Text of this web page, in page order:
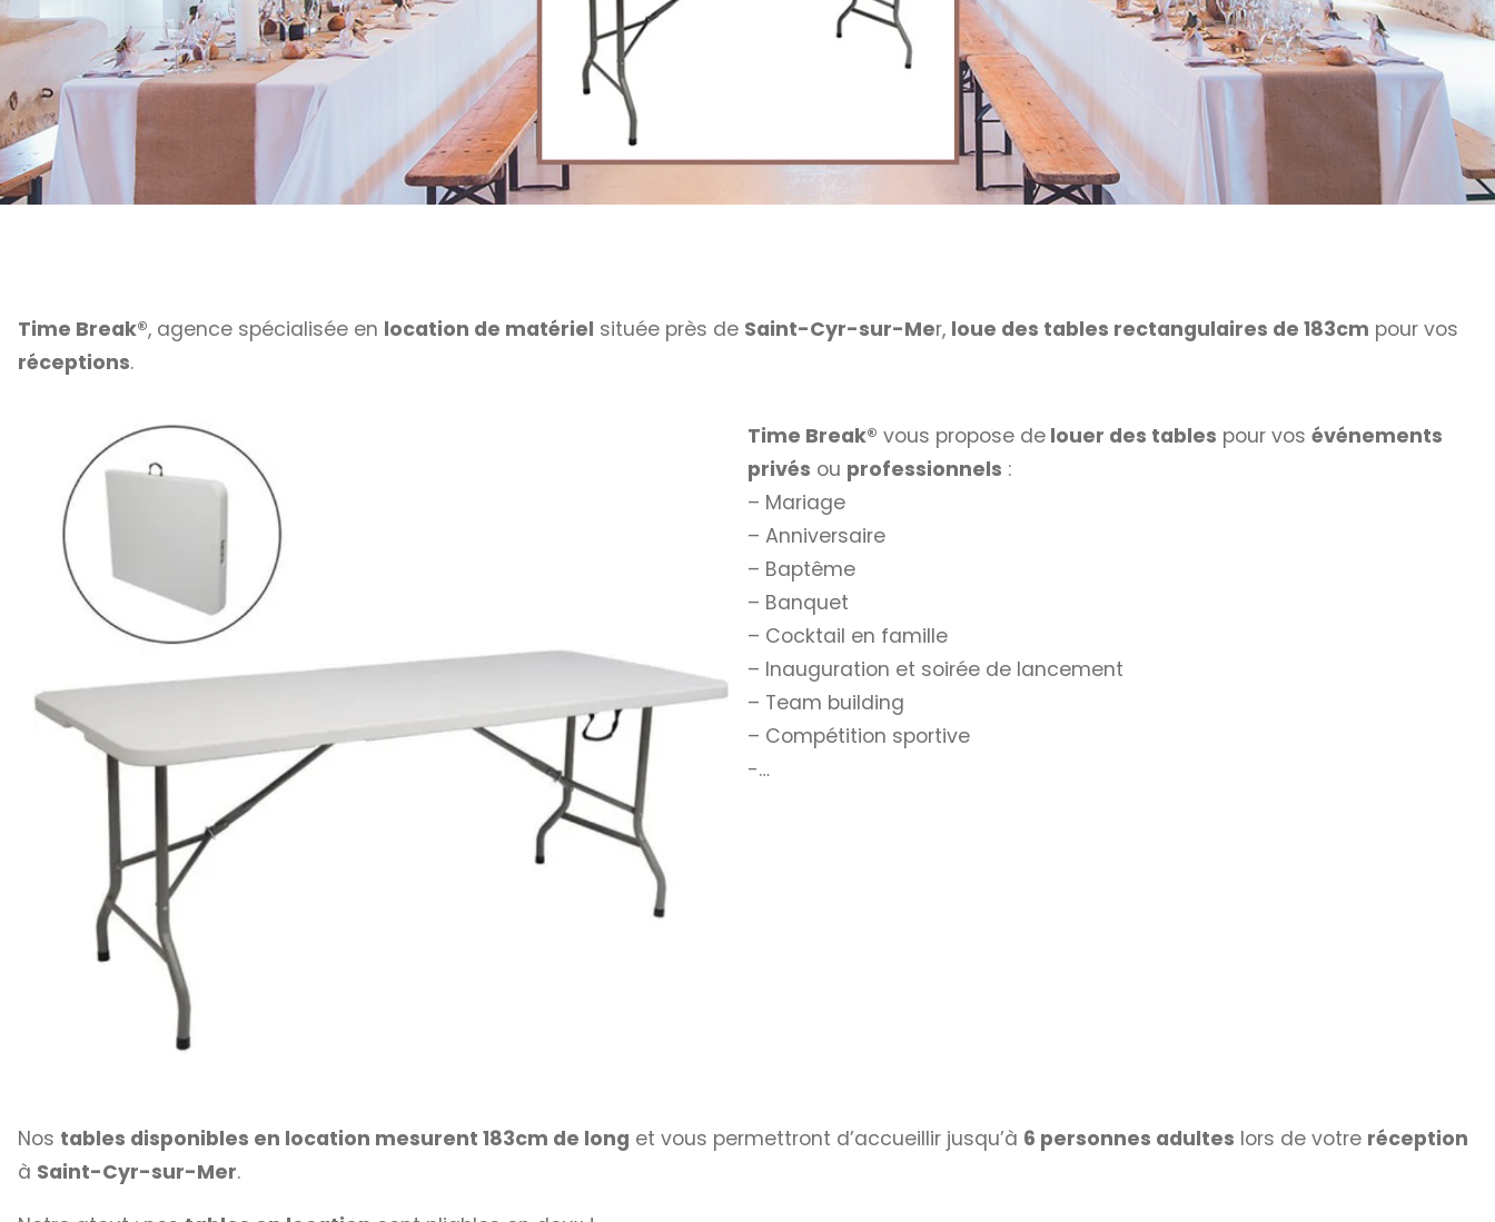
Time Break®, agence spécialisée en location de matériel située près de Saint-Cyr-sur-Mer, loue des tables rectangulaires de 183cm pour vos
réceptions.
Time Break® vous propose de louer des tables pour vos événements
privés ou professionnels :
– Mariage
– Anniversaire
– Baptême
– Banquet
– Cocktail en famille
– Inauguration et soirée de lancement
– Team building
– Compétition sportive
-…
Nos tables disponibles en location mesurent 183cm de long et vous permettront d’accueillir jusqu’à 6 personnes adultes lors de votre réception
à Saint-Cyr-sur-Mer.